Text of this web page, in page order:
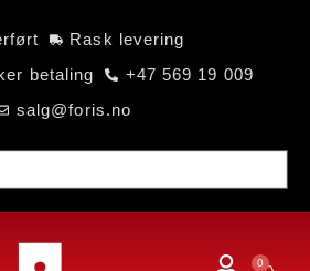
Rask levering
betaling
+47 569 19 009
salg@foris.no
0